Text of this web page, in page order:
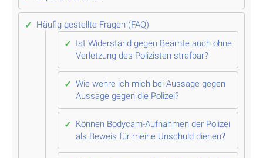
Häufig gestellte Fragen (FAQ)
Ist Widerstand gegen Beamte auch ohne
Verletzung des Polizisten strafbar?
Wie wehre ich mich bei Aussage gegen
Aussage gegen die Polizei?
Können Bodycam-Aufnahmen der Polizei
als Beweis für meine Unschuld dienen?